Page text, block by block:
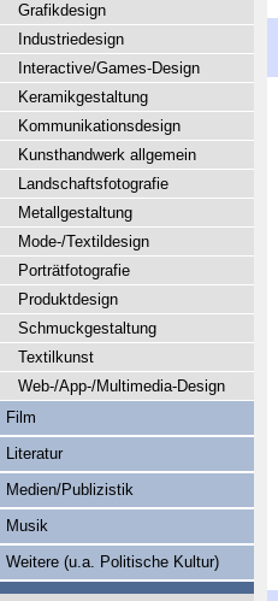
Grafikdesign
Industriedesign
Interactive/Games-Design
Keramikgestaltung
Kommunikationsdesign
Kunsthandwerk allgemein
Landschaftsfotografie
Metallgestaltung
Mode-/Textildesign
Porträtfotografie
Produktdesign
Schmuckgestaltung
Textilkunst
Web-/App-/Multimedia-Design
Film
Literatur
Medien/Publizistik
Musik
Weitere (u.a. Politische Kultur)